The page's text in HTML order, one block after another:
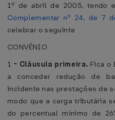
1º de abril de 2005, tendo
Complementar nº 24, de 7
celebrar o seguinte
CONVÊNIO
1 - Cláusula primeira. Fica o
a conceder redução de
incidente nas prestações de
modo que a carga tributária
do percentual mínimo de